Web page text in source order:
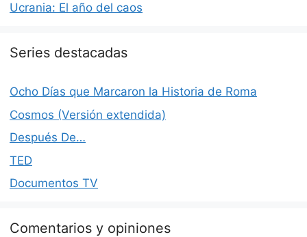
Ucrania: El año del caos
Series destacadas
Ocho Días que Marcaron la Historia de Roma
Cosmos (Versión extendida)
Después De…
TED
Documentos TV
Comentarios y opiniones